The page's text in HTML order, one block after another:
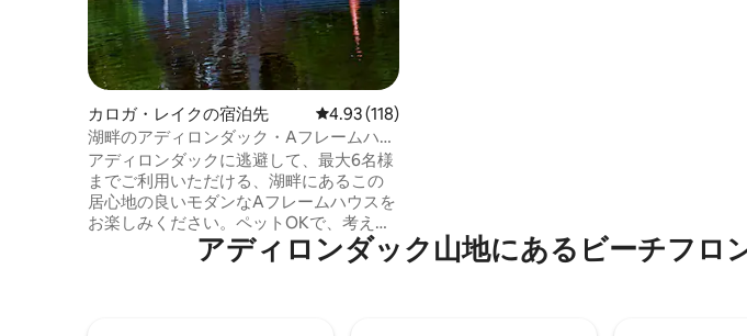
カロガ・レイクの宿泊先 レビュー118件、5つ星中4.93つ星の平均評価
4.93 (118)
湖畔のアディロンダック・Aフレームハウ
ス（カヤックと焚き火台付き）
アディロンダックに逃避して、最大6名様
までご利用いただける、湖畔にあるこの
居心地の良いモダンなAフレームハウスを
お楽しみください。ペットOKで、考え抜
かれたリノベーションが施されており、
ロマンチックな旅行や家族旅行に最適で
アディロンダック山地にあるビーチフロ